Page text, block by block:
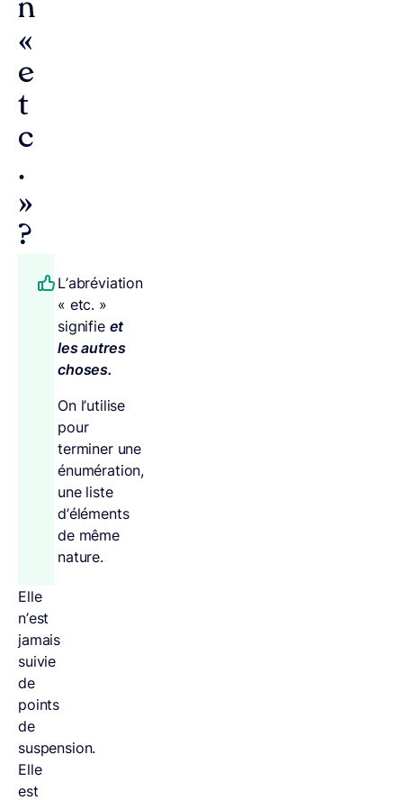
n
«
e
t
c
.
»
?
L’abréviation
« etc. »
signifie et
les autres
choses.
On l’utilise
pour
terminer une
énumération,
une liste
d’éléments
de même
nature.
Elle
n’est
jamais
suivie
de
points
de
suspension.
Elle
est